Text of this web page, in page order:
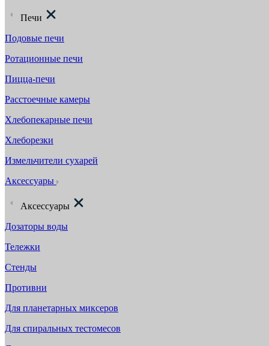
Печи
Подовые печи
Ротационные печи
Пицца-печи
Расстоечные камеры
Хлебопекарные печи
Хлеборезки
Измельчители сухарей
Аксессуары
Аксессуары
Дозаторы воды
Тележки
Стенды
Противни
Для планетарных миксеров
Для спиральных тестомесов